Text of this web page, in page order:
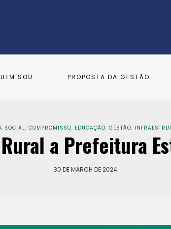
SOU PROPOSTA DA GESTÃO
SOCIAL, COMPROMISSO, EDUCAÇÃO, GESTÃO,
a Prefeitura
30 DE MARCH DE 2024